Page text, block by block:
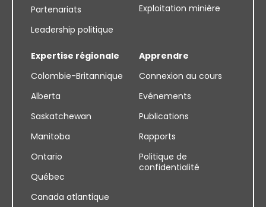
Partenariats
Leadership politique
Exploitation minière
Expertise régionale
Colombie-Britannique
Alberta
Saskatchewan
Manitoba
Ontario
Québec
Canada atlantique
Apprendre
Connexion au cours
Evénements
Publications
Rapports
Politique de
confidentialité